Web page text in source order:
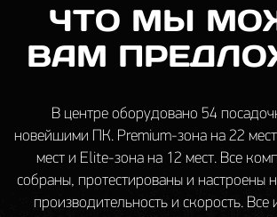
ЧТО МЫ
ВАМ
В центре оборудовано 54
новейшими ПК. Premium-зона на 22
мест и Elite-зона на 12 мест. Все
собраны, протестированы и настроены
производительность и скорость. Все